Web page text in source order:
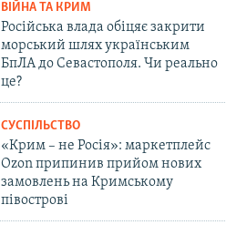
ВІЙНА ТА КРИМ
Російська влада обіцяє закрити
морський шлях українським
БпЛА до Севастополя. Чи реально
це?
СУСПІЛЬСТВО
«Крим – не Росія»: маркетплейс
Ozon припинив прийом нових
замовлень на Кримському
півострові